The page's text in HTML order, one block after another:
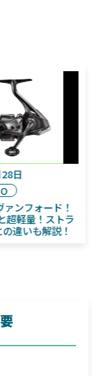
2日
ンプレックス
リグを意のまま
フォードとの